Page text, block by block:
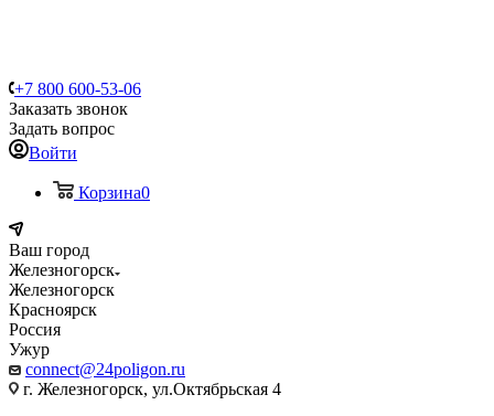
+7 800 600-53-06
Заказать звонок
Задать вопрос
Войти
Корзина0
Ваш город
Железногорск
Железногорск
Красноярск
Россия
Ужур
connect@24poligon.ru
г. Железногорск, ул.Октябрьская 4